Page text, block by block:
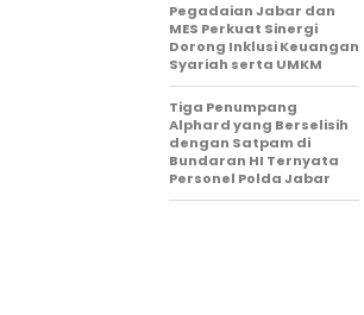
Pegadaian Jabar dan
MES Perkuat Sinergi
Dorong Inklusi Keuangan
Syariah serta UMKM
Tiga Penumpang
Alphard yang Berselisih
dengan Satpam di
Bundaran HI Ternyata
Personel Polda Jabar